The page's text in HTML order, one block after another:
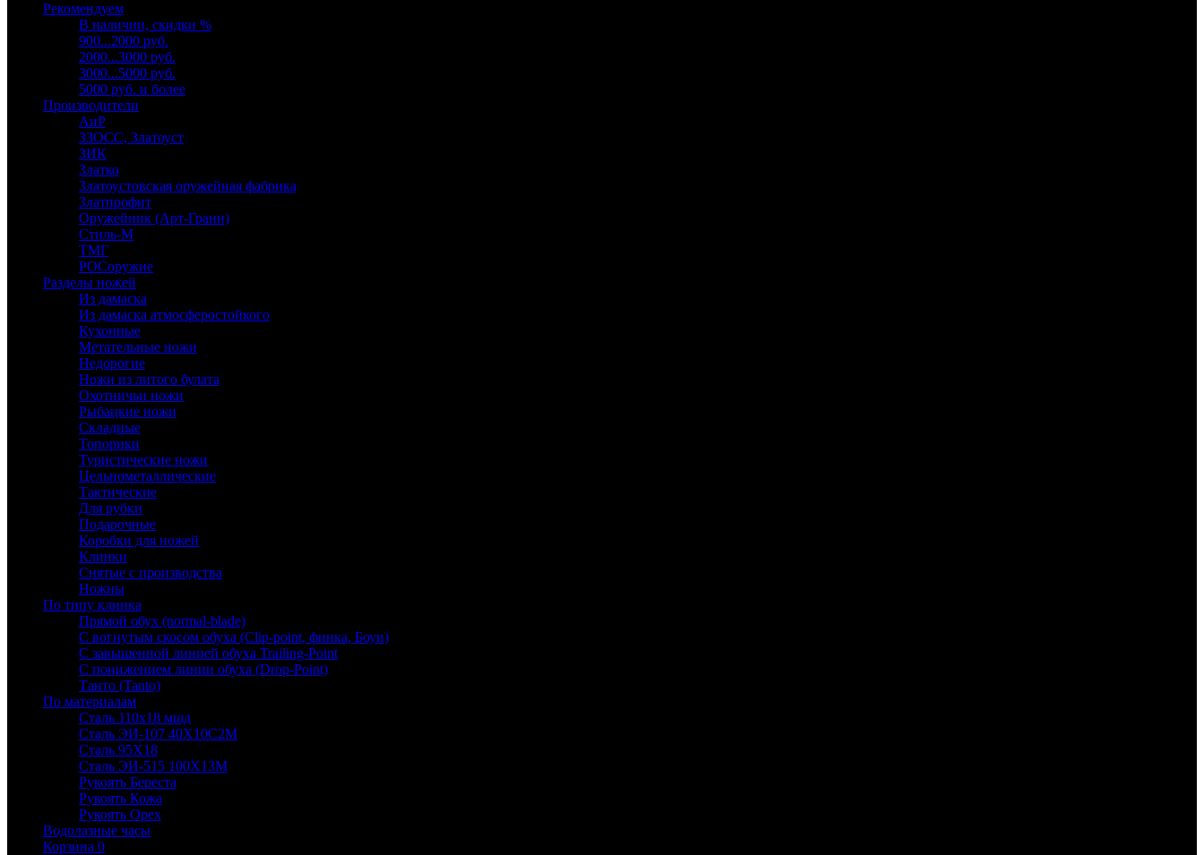
Рекомендуем
В наличии, скидки %
900...2000 руб.
2000...3000 руб.
3000...5000 руб.
5000 руб. и более
Производители
АиР
ЗЗОСС, Златоуст
ЗИК
Златко
Златоустовская оружейная фабрика
Златпрофит
Оружейник (Арт-Грани)
Стиль-М
ТМГ
РОСоружие
Разделы ножей
Из дамаска
Из дамаска атмосферостойкого
Кухонные
Метательные ножи
Недорогие
Ножи из литого булата
Охотничьи ножи
Рыбацкие ножи
Складные
Топорики
Туристические ножи
Цельнометаллические
Тактические
Для рубки
Подарочные
Коробки для ножей
Клинки
Снятые с производства
Ножны
По типу клинка
Прямой обух (normal-blade)
С вогнутым скосом обуха (Clip-point, финка, Боуи)
С завышенной линией обуха Trailing-Point
С понижением линии обуха (Drop-Point)
Танто (Tanto)
По материалам
Сталь 110х18 мшд
Сталь ЭИ-107 40Х10С2М
Сталь 95Х18
Сталь ЭИ-515 100Х13М
Рукоять Береста
Рукоять Кожа
Рукоять Орех
Водолазные часы
Корзина 0